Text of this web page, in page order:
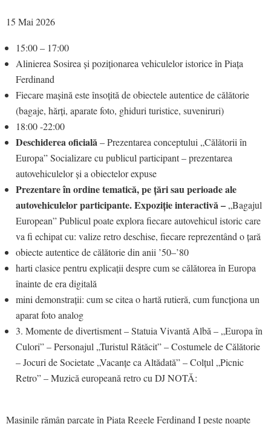
15 Mai 2026
15:00 – 17:00
Alinierea Sosirea și poziționarea vehiculelor istorice în Piața
Ferdinand
Fiecare mașină este însoțită de obiectele autentice de călătorie
(bagaje, hărți, aparate foto, ghiduri turistice, suveniruri)
18:00 -22:00
Deschiderea oficială– Prezentarea conceptului „Călătorii în
Europa” Socializare cu publicul participant – prezentarea
autovehiculelor și a obiectelor expuse
Prezentare în ordine tematică, pe țări sau perioade ale
autovehiculelor participante. Expoziție interactivă – „Bagajul
European” Publicul poate explora fiecare autovehicul istoric care
va fi echipat cu: valize retro deschise, fiecare reprezentând o țară
obiecte autentice de călătorie din anii ’50–’80
harti clasice pentru explicații despre cum se călătorea în Europa
înainte de era digitală
mini demonstrații: cum se citea o hartă rutieră, cum funcționa un
aparat foto analog
3. Momente de divertisment – Statuia Vivantă Albă – „Europa în
Culori” – Personajul „Turistul Rătăcit” – Costumele de Călătorie
– Jocuri de Societate „Vacanțe ca Altădată” – Colțul „Picnic
Retro” – Muzică europeană retro cu DJ NOTĂ:
Mașinile rămân parcate în Piața Regele Ferdinand I peste noapte